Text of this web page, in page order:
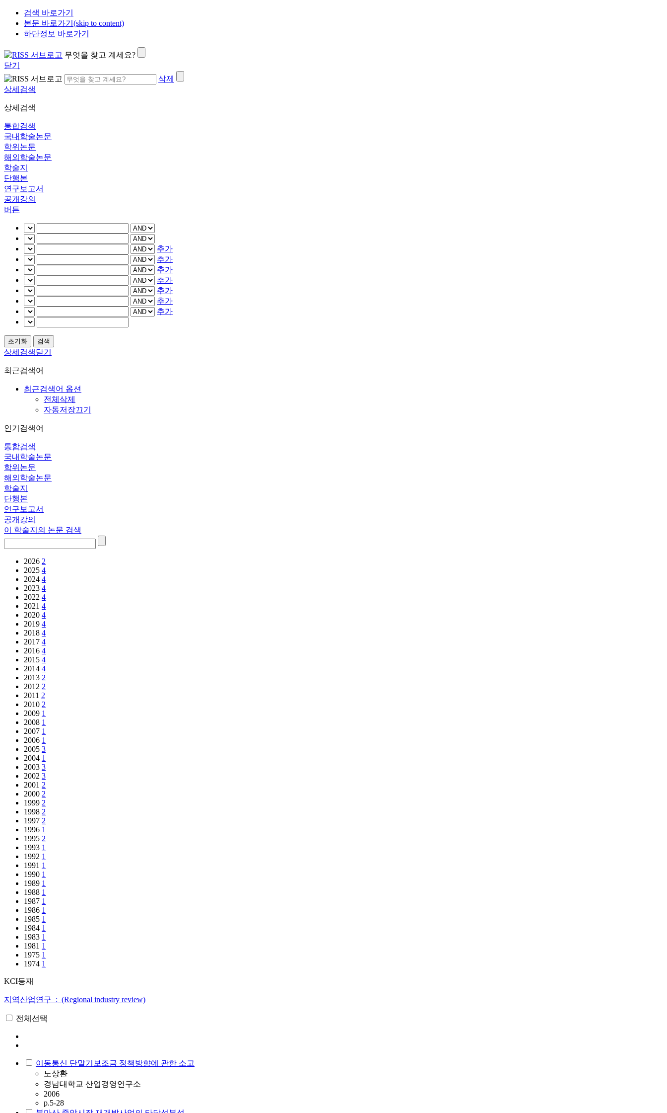
검색 바로가기
본문 바로가기(skip to content)
하단정보 바로가기
무엇을 찾고 계세요?
닫기
삭제
상세검색
상세검색
통합검색
국내학술논문
학위논문
해외학술논문
학술지
단행본
연구보고서
공개강의
버튼
추가
추가
추가
추가
추가
추가
추가
상세검색닫기
최근검색어
최근검색어 옵션
전체삭제
자동저장끄기
인기검색어
통합검색
국내학술논문
학위논문
해외학술논문
학술지
단행본
연구보고서
공개강의
이 학술지의 논문 검색
2026 2
2025 4
2024 4
2023 4
2022 4
2021 4
2020 4
2019 4
2018 4
2017 4
2016 4
2015 4
2014 4
2013 2
2012 2
2011 2
2010 2
2009 1
2008 1
2007 1
2006 1
2005 3
2004 1
2003 3
2002 3
2001 2
2000 2
1999 2
1998 2
1997 2
1996 1
1995 2
1993 1
1992 1
1991 1
1990 1
1989 1
1988 1
1987 1
1986 1
1985 1
1984 1
1983 1
1981 1
1975 1
1974 1
KCI등재
지역산업연구 : (Regional industry review)
전체선택
이동통신 단말기보조금 정책방향에 관한 소고
노상환
경남대학교 산업경영연구소
2006
p.5-28